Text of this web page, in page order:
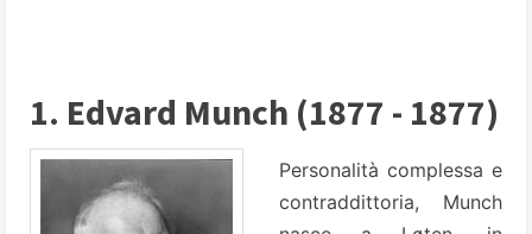
1. Edvard Munch (1877 - 1877)
Personalità complessa e
contraddittoria, Munch